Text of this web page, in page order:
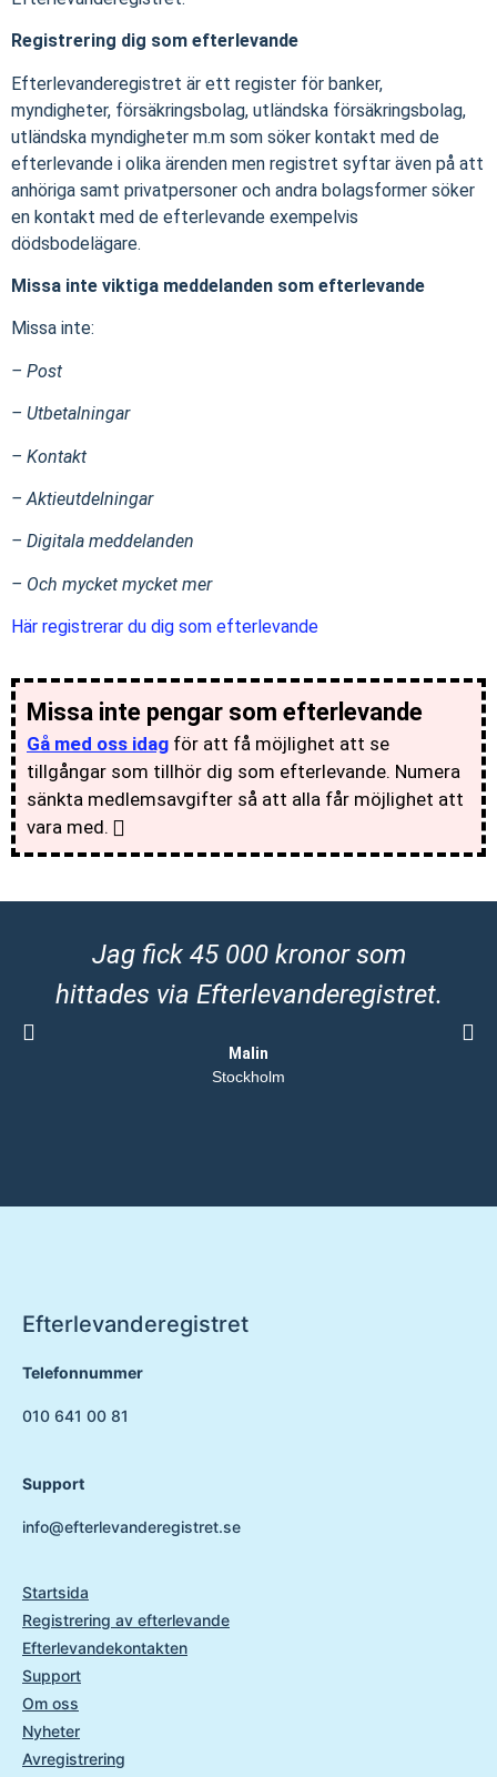
Registrering dig som efterlevande
Efterlevanderegistret är ett register för banker,
myndigheter, försäkringsbolag, utländska försäkringsbolag,
utländska myndigheter m.m som söker kontakt med de
efterlevande i olika ärenden men registret syftar även på att
anhöriga samt privatpersoner och andra bolagsformer söker
en kontakt med de efterlevande exempelvis
dödsbodelägare.
Missa inte viktiga meddelanden som efterlevande
Missa inte:
– Post
– Utbetalningar
– Kontakt
– Aktieutdelningar
– Digitala meddelanden
– Och mycket mycket mer
Här registrerar du dig som efterlevande
Missa inte pengar som efterlevande
Gå med oss idag för att få möjlighet att se
tillgångar som tillhör dig som efterlevande. Numera
sänkta medlemsavgifter så att alla får möjlighet att
vara med.
Jag fick 45 000 kronor som
hittades via Efterlevanderegistret.
Malin
Stockholm
Efterlevanderegistret
Telefonnummer
010 641 00 81
Support
info@efterlevanderegistret.se
Startsida
Registrering av efterlevande
Efterlevandekontakten
Support
Om oss
Nyheter
Avregistrering